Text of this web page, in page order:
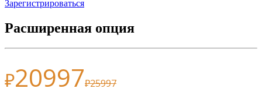
Зарегистрироваться
Расширенная опция
₽20997₽25997